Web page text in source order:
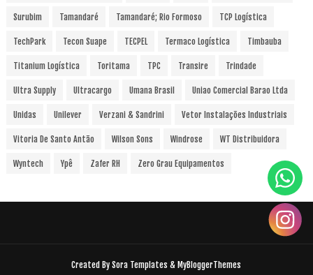
Surubim Tamandaré Tamandaré; Rio Formoso TCP Logística
TechPark Tecon Suape TECPEL Termaco Logística Timbauba
Titanium Logística Toritama TPC Transire Trindade
Ultra Supply Ultracargo Umana Brasil Uniao Comercial Barao Ltda
Unidas Unilever Verzani & Sandrini Vetor Instalações Industriais
Vitoria De Santo Antão Wilson Sons Windrose WT Distribuidora
Wyntech Ypê Zafer RH Zero Grau Equipamentos
Created BySora Templates & MyBloggerThemes